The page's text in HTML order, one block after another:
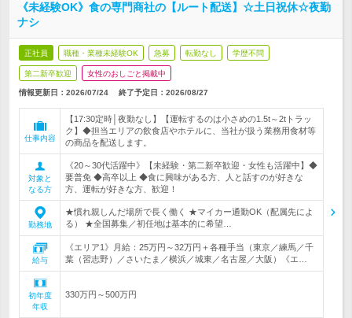
《未経験OK》食の専門商社の【ルート配送】☆土日祝休☆夜勤
ナシ
正社員 職種・業種未経験OK 急募 転勤なし 学歴不問
第二新卒歓迎 女性のおしごと掲載中
情報更新日：2026/07/24 終了予定日： 2026/08/27
仕事内容
【17:30定時│夜勤なし】【運転するのは小さめの1.5t～2tトラッ
ク】◆担当エリアの飲食店やホテルに、当社が扱う業務用食材等
の商品を配送します。
対象と
なる方
《20～30代活躍中》【未経験・第二新卒歓迎・女性も活躍中】◆
要普免 ◆高卒以上 ◆食に興味がある方、人と話すのが好きな
方、運転が好きな方、歓迎！
勤務地
★慣れ親しんだ場所で長く働く ★マイカー通勤OK（配属先によ
る） ★全国募集／初任地は基本的に希望…
給与
《エリア1》月給：25万円～32万円＋各種手当（東京／練馬／千
葉（習志野）／さいたま／横浜／城東／名古屋／大阪）《エ…
初年度
年収
330万円～500万円